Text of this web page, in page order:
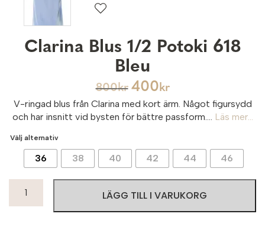
Clarina Blus 1/2 Potoki 618
Bleu
800kr 400 kr
V-ringad blus från Clarina med kort ärm. Något figursydd
och har insnitt vid bysten för bättre passform....
Läs mer...
Välj alternativ
36 38 40 42 44 46
Blus
LÄGG TILL I VARUKORG